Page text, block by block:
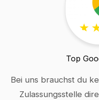
Top
Bei uns brauchst du
Zulassungsstelle